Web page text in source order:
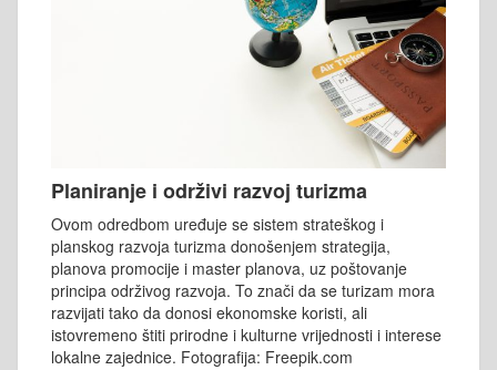
Planiranje i održivi razvoj turizma
Ovom odredbom uređuje se sistem strateškog i
planskog razvoja turizma donošenjem strategija,
planova promocije i master planova, uz poštovanje
principa održivog razvoja. To znači da se turizam mora
razvijati tako da donosi ekonomske koristi, ali
istovremeno štiti prirodne i kulturne vrijednosti i interese
lokalne zajednice. Fotografija: Freepik.com